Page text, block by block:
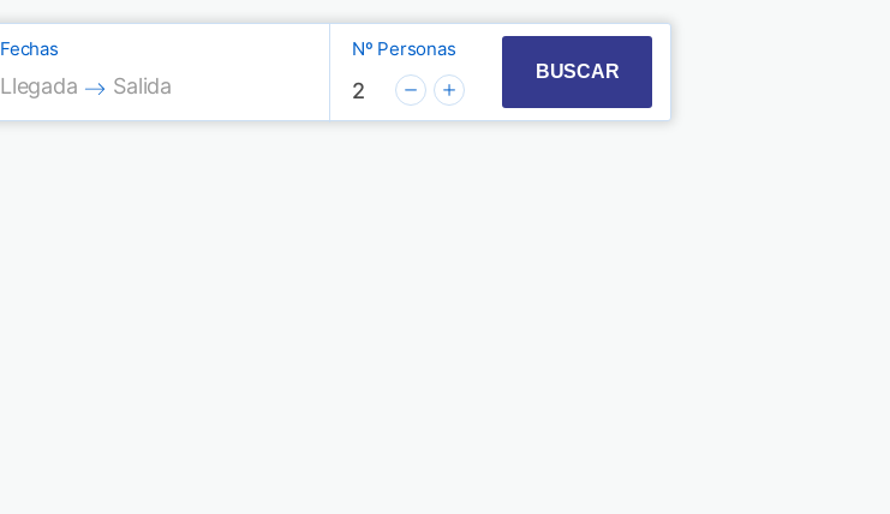
Fechas
Press the down arrow key to interact with the calendar and select a date. Press the
Llegada
Press the down arrow key to interact with the calendar and select a date.
Salida
Nº Personas
2
BUSCAR